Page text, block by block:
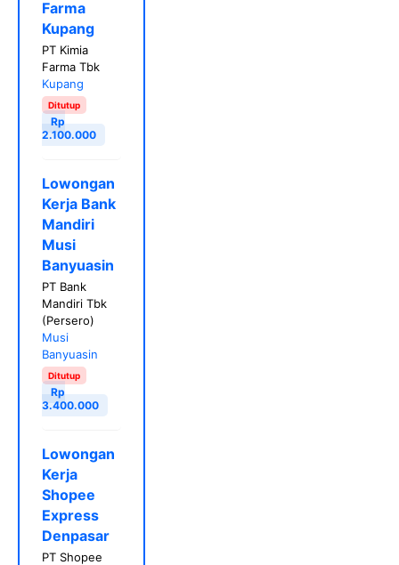
Farma
Kupang
PT Kimia
Farma Tbk
Kupang
Ditutup
Rp
2.100.000
Lowongan
Kerja Bank
Mandiri
Musi
Banyuasin
PT Bank
Mandiri Tbk
(Persero)
Musi
Banyuasin
Ditutup
Rp
3.400.000
Lowongan
Kerja
Shopee
Express
Denpasar
PT Shopee